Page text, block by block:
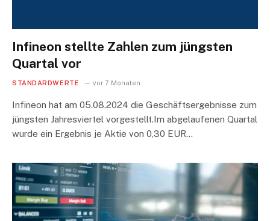
Infineon stellte Zahlen zum jüngsten
Quartal vor
STANDARDWERTE vor 7 Monaten
Infineon hat am 05.08.2024 die Geschäftsergebnisse zum
jüngsten Jahresviertel vorgestellt.Im abgelaufenen Quartal
wurde ein Ergebnis je Aktie von 0,30 EUR…